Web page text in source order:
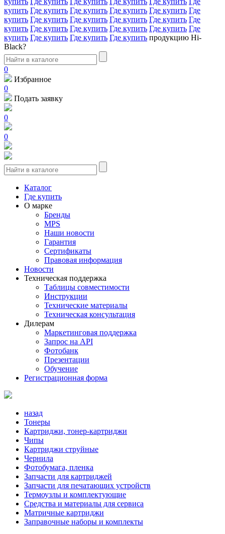
купить Где купить Где купить Где купить Где купить Где
купить Где купить Где купить Где купить Где купить Где
купить Где купить Где купить Где купить Где купить Где
купить Где купить Где купить Где купить продукцию Hi-
Black?
0
Избранное
0
Подать заявку
0
0
Каталог
Где купить
О марке
Бренды
MPS
Наши новости
Гарантия
Сертификаты
Правовая информация
Новости
Техническая поддержка
Таблицы совместимости
Инструкции
Технические материалы
Техническая консультация
Дилерам
Маркетинговая поддержка
Запрос на API
Фотобанк
Презентации
Обучение
Регистрационная форма
назад
Тонеры
Картриджи, тонер-картриджи
Чипы
Картриджи струйные
Чернила
Фотобумага, пленка
Запчасти для картриджей
Запчасти для печатающих устройств
Термоузлы и комплектующие
Средства и материалы для сервиса
Матричные картриджи
Заправочные наборы и комплекты